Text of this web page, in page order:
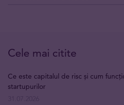
Cele mai citite
Ce este capitalul de risc și cum
startupurilor